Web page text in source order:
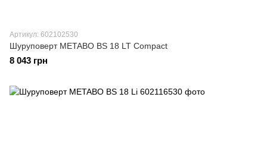
Артикул: 602102530
Шуруповерт METABO BS 18 LT Compact
8 043 грн